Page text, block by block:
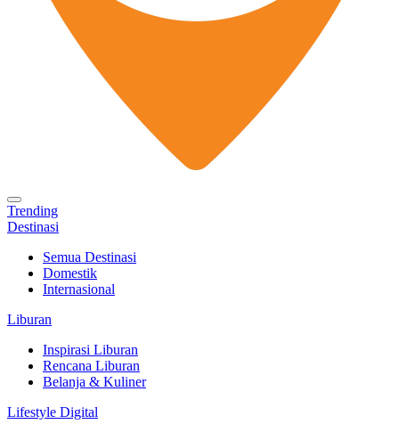
Trending
Destinasi
Semua Destinasi
Domestik
Internasional
Liburan
Inspirasi Liburan
Rencana Liburan
Belanja & Kuliner
Lifestyle Digital